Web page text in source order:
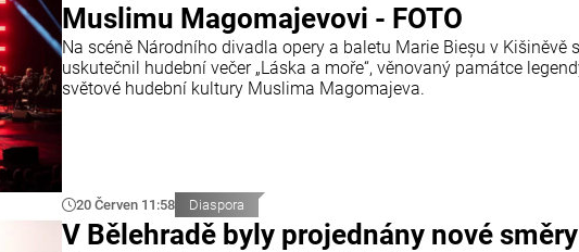
Muslimu Magomajevovi - FOTO
Na scéně Národního divadla opery a baletu Marie Bieșu v Kišiněvě
uskutečnil hudební večer „Láska a moře“, věnovaný památce
světové hudební kultury Muslima Magomajeva.
20 Červen 11:58 Diaspora
V Bělehradě byly projednány nové směry